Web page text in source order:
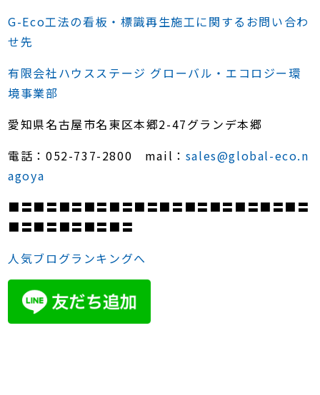
G-Eco工法の看板・標識再生施工に関するお問い合わ
せ先
有限会社ハウスステージ グローバル・エコロジー環
境事業部
愛知県名古屋市名東区本郷2-47グランデ本郷
電話：052-737-2800 mail： sales@global-eco.n
agoya
■〓■〓■〓■〓■〓■〓■〓■〓■〓■〓■〓■〓
■〓■〓■〓■〓■〓
人気ブログランキングへ